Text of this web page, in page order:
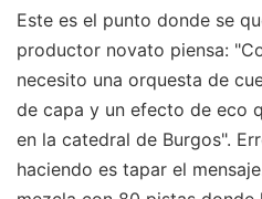
Este es el punto donde se
productor novato piensa:
necesito una orquesta de
de capa y un efecto de eco
en la catedral de Burgos".
haciendo es tapar el